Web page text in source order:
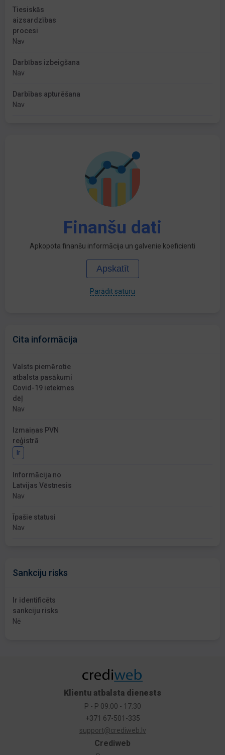
Tiesiskās
aizsardzības
procesi
Nav
Darbības izbeigšana
Nav
Darbības apturēšana
Nav
Finanšu dati
Apkopota finanšu informācija un galvenie koeficienti
Apskatīt
Parādīt saturu
Cita informācija
Valsts piemērotie
atbalsta pasākumi
Covid-19 ietekmes
dēļ
Nav
Izmaiņas PVN
reģistrā
Ir
Informācija no
Latvijas Vēstnesis
Nav
Īpašie statusi
Nav
Sankciju risks
Ir identificēts
sankciju risks
Nē
Crediweb
Klientu atbalsta dienests
P - P 09:00 - 17:30
+371 67-501-335
support@crediweb.lv